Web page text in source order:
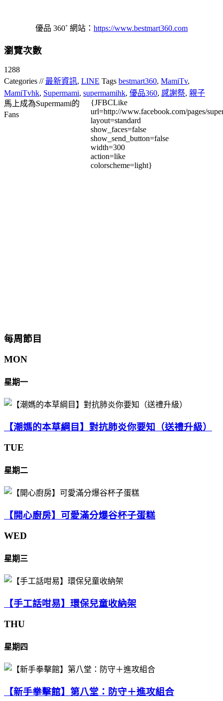
優品 360˚ 網站： https://www.bestmart360.com
瀏覽次數
1288
Categories // 最新資訊, LINE Tags bestmart360, MamiTv,
MamiTvhk, Supermami, supermamihk, 優品360, 感謝祭, 親子
馬上成為Supermami的
Fans
{JFBCLike
url=http://www.facebook.com/pages/
layout=standard
show_faces=false
show_send_button=false
width=300
action=like
colorscheme=light}
每周節目
MON
星期一
【潮媽的本草綱目】對抗肺炎你要知（送禮升級）
TUE
星期二
【開心廚房】可愛滿分爆谷杯子蛋糕
WED
星期三
【手工話咁易】環保兒童收納架
THU
星期四
【新手拳擊館】第八堂：防守＋進攻組合